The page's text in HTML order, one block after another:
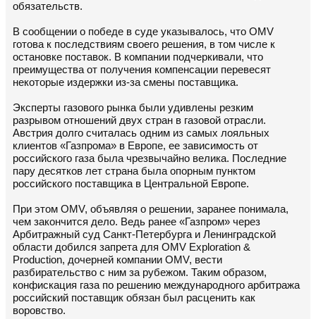
обязательств.
В сообщении о победе в суде указывалось, что OMV
готова к последствиям своего решения, в том числе к
остановке поставок. В компании подчеркивали, что
преимущества от получения компенсации перевесят
некоторые издержки из-за смены поставщика.
Эксперты газового рынка были удивлены резким
разрывом отношений двух стран в газовой отрасли.
Австрия долго считалась одним из самых лояльных
клиентов «Газпрома» в Европе, ее зависимость от
российского газа была чрезвычайно велика. Последние
пару десятков лет страна была опорным пунктом
российского поставщика в Центральной Европе.
При этом OMV, объявляя о решении, заранее понимала,
чем закончится дело. Ведь ранее «Газпром» через
Арбитражный суд Санкт-Петербурга и Ленинградской
области добился запрета для OMV Exploration &
Production, дочерней компании OMV, вести
разбирательство с ним за рубежом. Таким образом,
конфискация газа по решению международного арбитража
российский поставщик обязан был расценить как
воровство.